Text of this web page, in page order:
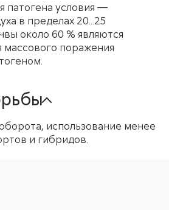
патогена условия —
в пределах 20...25
около 60 % являются
поражения
использование менее
и гибридов.